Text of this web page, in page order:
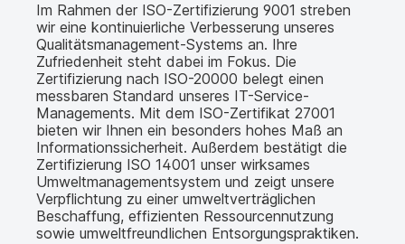
Im Rahmen der ISO-Zertifizierung 9001 streben
wir eine kontinuierliche Verbesserung unseres
Qualitätsmanagement-Systems an. Ihre
Zufriedenheit steht dabei im Fokus. Die
Zertifizierung nach ISO-20000 belegt einen
messbaren Standard unseres IT-Service-
Managements. Mit dem ISO-Zertifikat 27001
bieten wir Ihnen ein besonders hohes Maß an
Informationssicherheit. Außerdem bestätigt die
Zertifizierung ISO 14001 unser wirksames
Umweltmanagementsystem und zeigt unsere
Verpflichtung zu einer umweltverträglichen
Beschaffung, effizienten Ressourcennutzung
sowie umweltfreundlichen Entsorgungspraktiken.